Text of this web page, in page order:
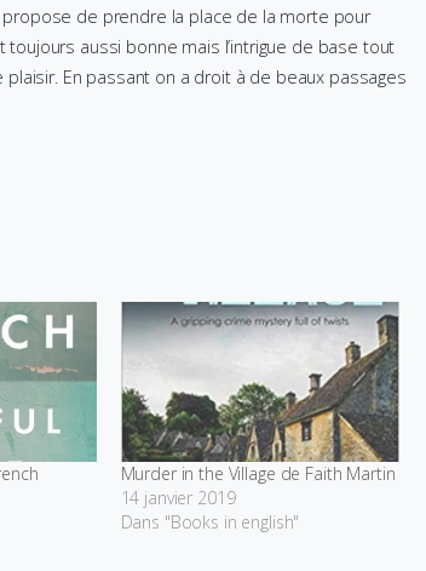
de prendre la place de la morte pour
aussi bonne mais l’intrigue de base tout
En passant on a droit à de beaux passages
Murder in the Village de Faith Martin
14 janvier 2019
Dans "Books in english"